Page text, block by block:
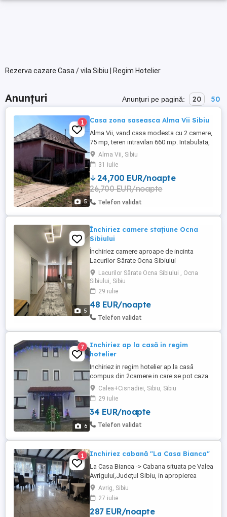
Rezerva cazare Casa / vila Sibiu | Regim Hotelier
Anunțuri Anunțuri pe pagină: 20 50
5
1 Casa zona saseasca Alma Vii Sibiu
Alma Vii, vand casa modesta cu 2 camere,
75 mp, teren intravilan 660 mp. Intabulata,
acte la zi pt CVC, racordata la curent
electric, internet si telefon detalii
suplimentare telefonic.
Alma Vii, Sibiu
31 iulie
24,700 EUR/noapte
26,700 EUR/noapte
Telefon validat
5
Închiriez camere stațiune Ocna
Sibiului
Închiriez camere aproape de incinta
Lacurilor Sărate Ocna Sibiului
Lacurilor Sărate Ocna Sibiului , Ocna
Sibiului, Sibiu
29 iulie
48 EUR/noapte
Telefon validat
6
7
Inchiriez ap la casă in regim
hotelier
Inchiriez in regim hotelier ap.la casă
compus din 2camere in care se pot caza
4persoane, bucătărie dotată si baie cu
cabină de duș.,parcare privată. Pretul este
negociabil in functie de nr de nopti si nr
de persoane
Calea+Cisnadiei, Sibiu, Sibiu
29 iulie
34 EUR/noapte
Telefon validat
1 Inchiriez cabană "La Casa Bianca"
La Casa Bianca -> Cabana situata pe Valea
Avrigului,Județul Sibiu, in apropierea
Pensiunei Ghiocelul, la 8 km de Avrig și 30
km de Sibiu, va ofera posibilitatea de a
organiza evenimente precum zile
onomastice, cununii si botezuri avand o
Avrig, Sibiu
27 iulie
287 EUR/noapte